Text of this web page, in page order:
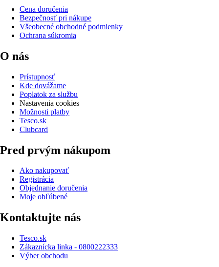
Cena doručenia
Bezpečnosť pri nákupe
Všeobecné obchodné podmienky
Ochrana súkromia
O nás
Prístupnosť
Kde dovážame
Poplatok za službu
Nastavenia cookies
Možnosti platby
Tesco.sk
Clubcard
Pred prvým nákupom
Ako nakupovať
Registrácia
Objednanie doručenia
Moje obľúbené
Kontaktujte nás
Tesco.sk
Zákaznícka linka - 0800222333
Výber obchodu